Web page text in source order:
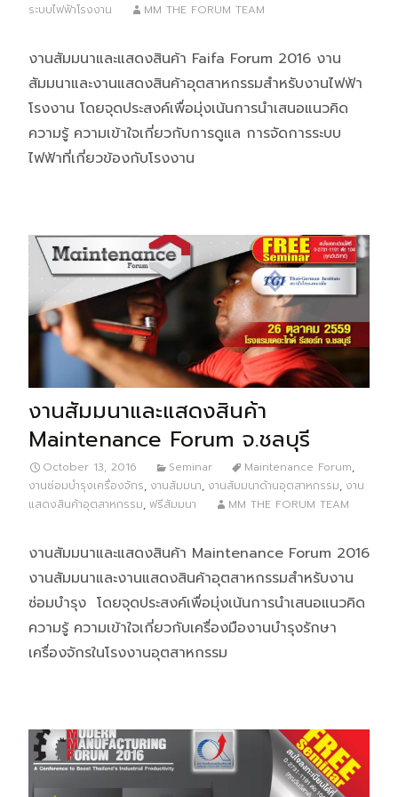
ระบบไฟฟ้าโรงงาน
MM THE FORUM TEAM
งานสัมมนาและแสดงสินค้า Faifa Forum 2016 งาน
สัมมนาและงานแสดงสินค้าอุตสาหกรรมสำหรับงานไฟฟ้า
โรงงาน โดยจุดประสงค์เพื่อมุ่งเน้นการนำเสนอแนวคิด
ความรู้ ความเข้าใจเกี่ยวกับการดูแล การจัดการระบบ
ไฟฟ้าที่เกี่ยวข้องกับโรงงาน
งานสัมมนาและแสดงสินค้า
Maintenance Forum จ.ชลบุรี
October 13, 2016 Seminar Maintenance Forum
งานซ่อมบำรุงเครื่องจักร งานสัมมนา งานสัมมนาด้านอุตสาหกรรม งาน
แสดงสินค้าอุตสาหกรรม ฟรีสัมมนา MM THE FORUM TEAM
งานสัมมนาและแสดงสินค้า Maintenance Forum 2016
งานสัมมนาและงานแสดงสินค้าอุตสาหกรรมสำหรับงาน
ซ่อมบำรุง โดยจุดประสงค์เพื่อมุ่งเน้นการนำเสนอแนวคิด
ความรู้ ความเข้าใจเกี่ยวกับเครื่องมืองานบำรุงรักษา
เครื่องจักรในโรงงานอุตสาหกรรม